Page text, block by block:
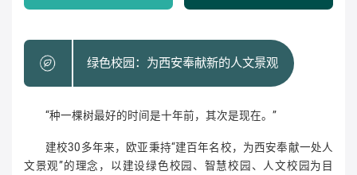
绿色校园：为西安奉献新的人文景观
“种一棵树最好的时间是十年前，其次是现在。”
建校30多年来，欧亚秉持“建百年名校，为西安奉献一处人
文景观”的理念，以建设绿色校园、智慧校园、人文校园为目